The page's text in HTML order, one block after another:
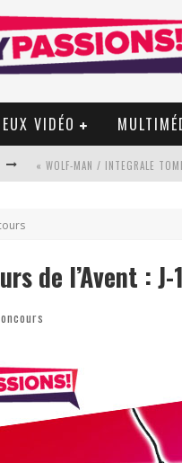
VIDÉO
« WOLF-MAN / INTEGRALE
STAR FOX
« MOFUSAND / PARLER
de l’Avent : J-